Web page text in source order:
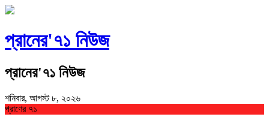
প্রানের'৭১ নিউজ
প্রানের'৭১ নিউজ
শনিবার, আগস্ট ৮, ২০২৬
প্রাণের ৭১